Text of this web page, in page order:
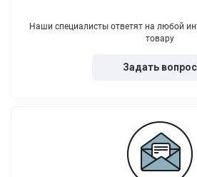
Наши специалисты ответят на любой
товару
Задать вопрос